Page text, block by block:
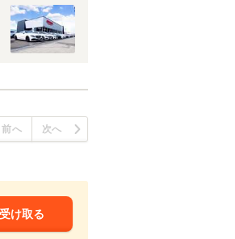
前へ 次へ
け取る